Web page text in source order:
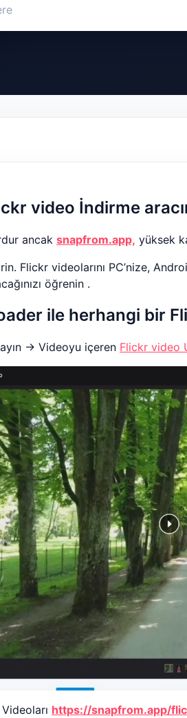
video İndirme
ancak snapfrom.app, yüksek
Flickr videolarını PC’nize,
öğrenin .
ile herhangi bir
-> Videoyu içeren Flickr video
https://snapfrom.app/